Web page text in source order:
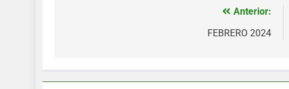
Anterior:
FEBRERO 2024